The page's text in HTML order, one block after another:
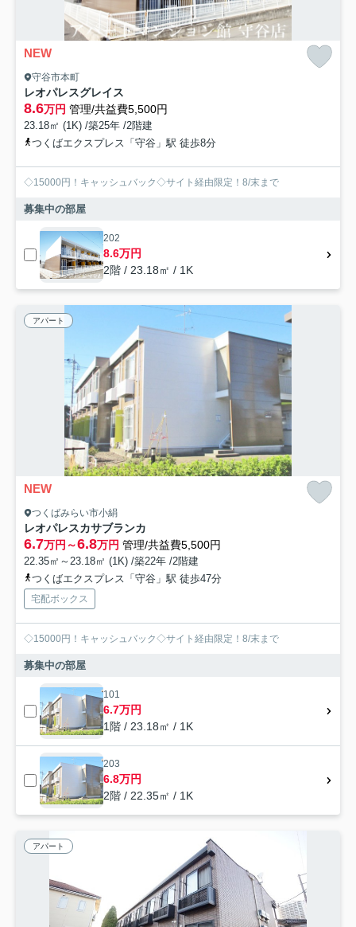
NEW
守谷市本町
レオパレスグレイス
8.6万円 管理/共益費5,500円
23.18㎡ (1K) /築25年 /2階建
つくばエクスプレス「守谷」駅 徒歩8分
◇15000円！キャッシュバック◇サイト経由限定！8/末まで
募集中の部屋
202
8.6万円
2階 / 23.18㎡ / 1K
アパート
NEW
つくばみらい市小絹
レオパレスカサブランカ
6.7万円～6.8万円 管理/共益費5,500円
22.35㎡～23.18㎡ (1K) /築22年 /2階建
つくばエクスプレス「守谷」駅 徒歩47分
宅配ボックス
◇15000円！キャッシュバック◇サイト経由限定！8/末まで
募集中の部屋
101
6.7万円
1階 / 23.18㎡ / 1K
203
6.8万円
2階 / 22.35㎡ / 1K
アパート